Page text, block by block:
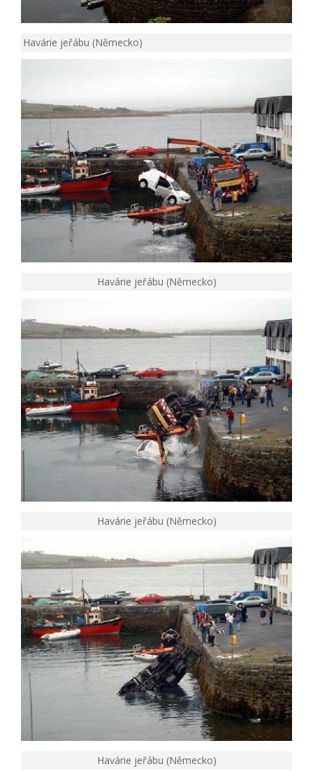
Havárie jeřábu (Německo)
Havárie jeřábu (Německo)
Havárie jeřábu (Německo)
Havárie jeřábu (Německo)